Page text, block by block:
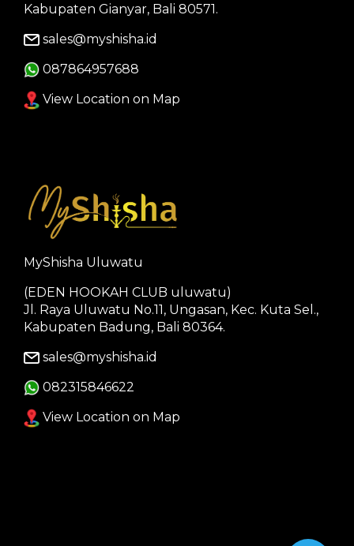
Kabupaten Gianyar, Bali 80571.
sales@myshisha.id
087864957688
View Location on Map
MyShisha Uluwatu
(EDEN HOOKAH CLUB uluwatu)
Jl. Raya Uluwatu No.11, Ungasan, Kec. Kuta Sel.,
Kabupaten Badung, Bali 80364.
sales@myshisha.id
082315846622
View Location on Map